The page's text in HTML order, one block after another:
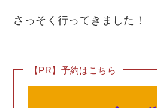
さっそく行ってきました！
【PR】予約はこちら